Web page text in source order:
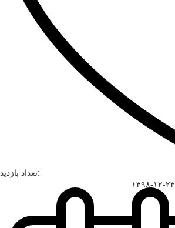
تعداد بازدید:
۱۳۹۸-۱۲-۲۳